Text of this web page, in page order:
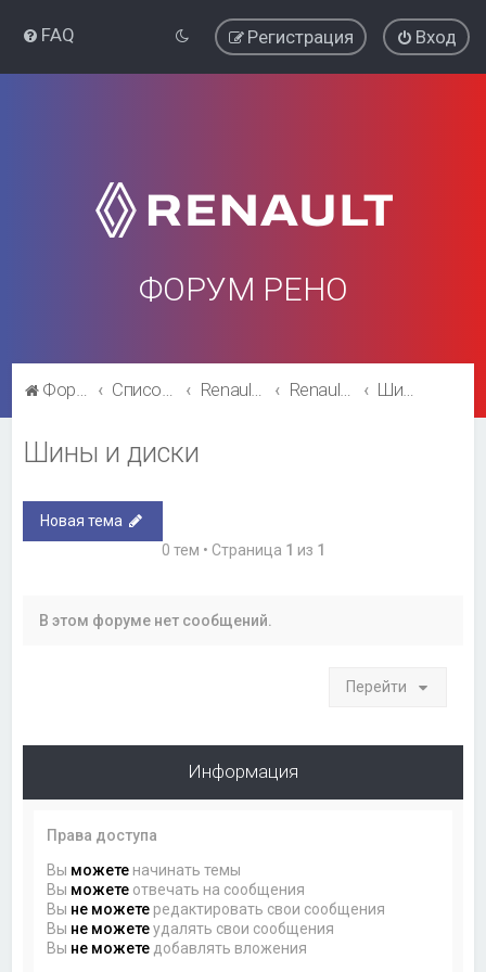
FAQ Вход
Регистрация
ФОРУМ РЕНО
Форум Рено Список форумов Renault Fluence Renault Fluence Шины и диски
Шины и диски
Новая тема
0 тем • Страница 1 из 1
В этом форуме нет сообщений.
Перейти
Информация
Права доступа
Вы можете начинать темы
Вы можете отвечать на сообщения
Вы не можете редактировать свои сообщения
Вы не можетеудалять свои сообщения
Вы не можете добавлять вложения